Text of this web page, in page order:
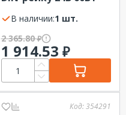
В наличии:
1 шт.
2 365.80₽
1 914.53 ₽
Код:354291